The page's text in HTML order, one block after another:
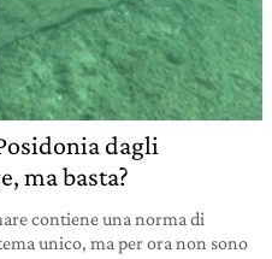
dagli
ma basta?
contiene una norma di
unico, ma per ora non sono